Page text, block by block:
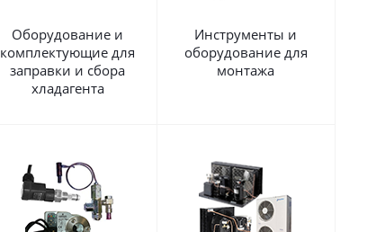
Оборудование и
комплектующие для
заправки и сбора
хладагента
Инструменты и
оборудование для
монтажа